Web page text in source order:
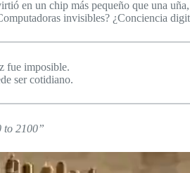
en un chip más pequeño que una
invisibles? ¿Conciencia
fue imposible.
ser cotidiano.
to 2100”